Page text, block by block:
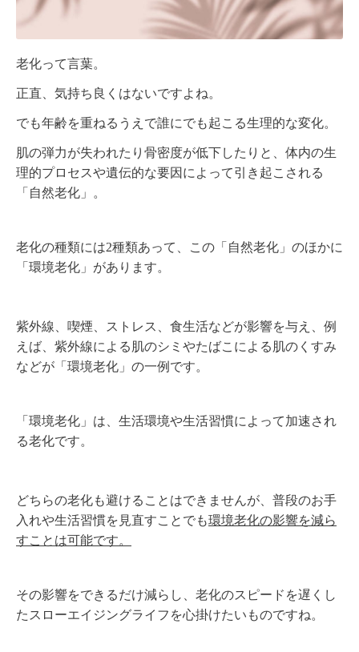
老化って言葉。
正直、気持ち良くはないですよね。
でも年齢を重ねるうえで誰にでも起こる生理的な変化。
肌の弾力が失われたり骨密度が低下したりと、 体内の生
理的プロセスや遺伝的な要因によって引き起こされる
「自然老化」。
老化の種類には2種類あって、この 「自然老化」のほかに
「環境老化」があります。
紫外線、喫煙、ストレス、食生活などが影響を与え、 例
えば、紫外線による肌のシミやたばこによる肌のくすみ
などが「環境老化」の一例です。
「環境老化」は、生活環境や生活習慣によって加速され
る老化です。
どちらの老化も避けることはできませんが、普段のお手
入れや生活習慣を見直すことでも環境老化の影響を減ら
すことは可能です。
その影響をできるだけ減らし、老化のスピードを遅くし
たスローエイジングライフを心掛けたいものですね。